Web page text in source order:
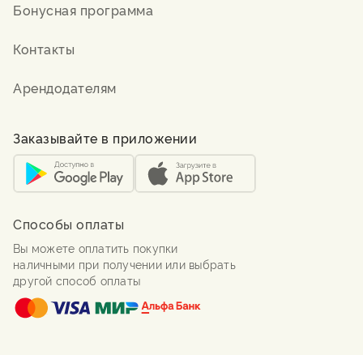
Бонусная программа
Контакты
Арендодателям
Заказывайте в приложении
Способы оплаты
Вы можете оплатить покупки
наличными при получении или выбрать
другой способ оплаты